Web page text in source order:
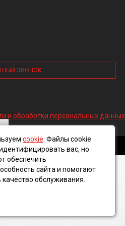
ЗВОНОК
и обработки персональных данных
компания, 2016 ©
cookie . Файлы cookie
вас, но
обеспечить
сайта и помогают
обслуживания.